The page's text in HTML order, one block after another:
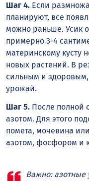
Шаг 4. Если
планируют, все
можно раньше. Усик
примерно 3-4
материнскому кусту
новых растений. В
сильным и здоровым,
урожай.
Шаг 5. После полной
азотом. Для этого
помета, мочевина
азотом, фосфором и
Важно: азотные